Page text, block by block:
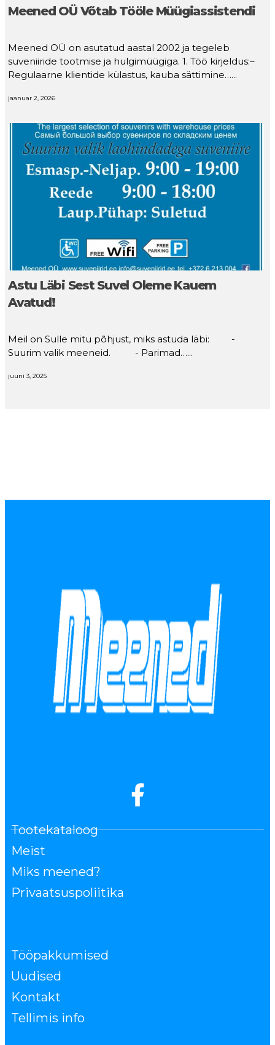
illustration of red color paper sale label with shadow
Meened OÜ Võtab Tööle Müügiassistendi
Meened OÜ on asutatud aastal 2002 ja tegeleb
suveniiride tootmise ja hulgimüügiga. 1. Töö kirjeldus:–
Regulaarne klientide külastus, kauba sättimine…...
jaanuar 2, 2026
Astu Läbi Sest Suvel Oleme Kauem
Avatud!
Meil on Sulle mitu põhjust, miks astuda läbi: -
Suurim valik meeneid. - Parimad…...
juuni 3, 2025
Tootekataloog
Meist
Miks meened?
Privaatsuspoliitika
Tööpakkumised
Uudised
Kontakt
Tellimis info